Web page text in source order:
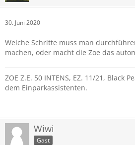
30. Juni 2020
Welche Schritte muss man
machen, oder macht die Zoe das
ZOE Z.E. 50 INTENS, EZ. 11/21, Black
dem Einparkassistenten.
Wiwi
Gast